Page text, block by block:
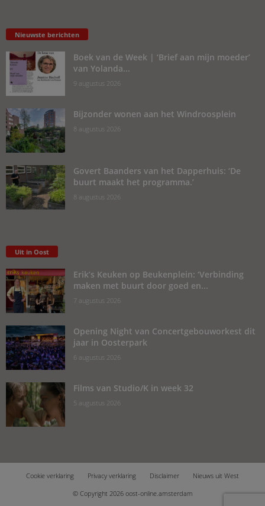
Nieuwste berichten
Boek van de Week | ‘Brief aan mijn moeder’
van Yolanda...
9 augustus 2026
Bijzonder wonen aan het Windroosplein
8 augustus 2026
Govert Baanders van het Dapperhuis: ‘De
buurt maakt het programma.’
8 augustus 2026
Uit in Oost
Erik’s Keuken op Beukenplein: ‘Verbinding
maken met buurt door goed en...
7 augustus 2026
Opening Night van Concertgebouworkest dit
jaar in Oosterpark
6 augustus 2026
Films van Studio/K in week 32
5 augustus 2026
Cookie verklaring Privacy verklaring Disclaimer
Nieuws uit West
© Copyright 2026 oost-online.amsterdam